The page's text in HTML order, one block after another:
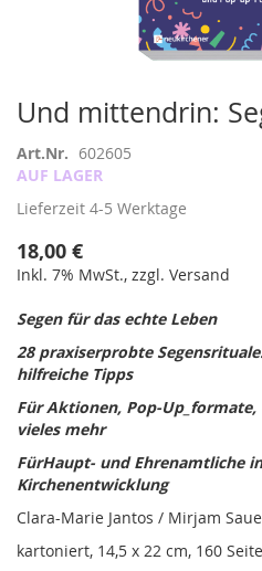
Und mittendrin:
Art.Nr. 602605
AUF LAGER
Lieferzeit 4-5 Werktage
18,00 €
Inkl. 7% MwSt., zzgl. Versand
Segen für das echte Leben
28 praxiserprobte
hilfreiche Tipps
Für Aktionen, Pop-
vieles mehr
FürHaupt- und Ehrenamtliche
Kirchenentwicklung
Clara-Marie Jantos / Mirjam
kartoniert, 14,5 x 22 cm, 160
Zum
Anfang
der
Bildergalerie